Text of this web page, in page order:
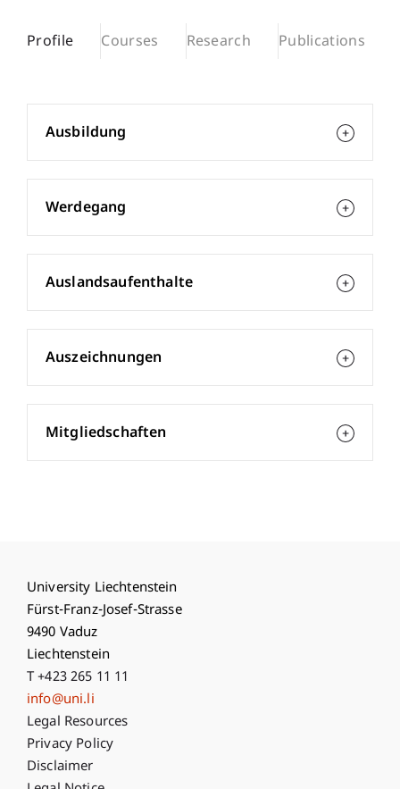
Profile Courses Research Publications
Ausbildung
Werdegang
Auslandsaufenthalte
Auszeichnungen
Mitgliedschaften
University Liechtenstein
Fürst-Franz-Josef-Strasse
9490 Vaduz
Liechtenstein
T +423 265 11 11
info@uni.li
Fußzeile Rechtliche Hinweise
Legal Resources
Privacy Policy
Disclaimer